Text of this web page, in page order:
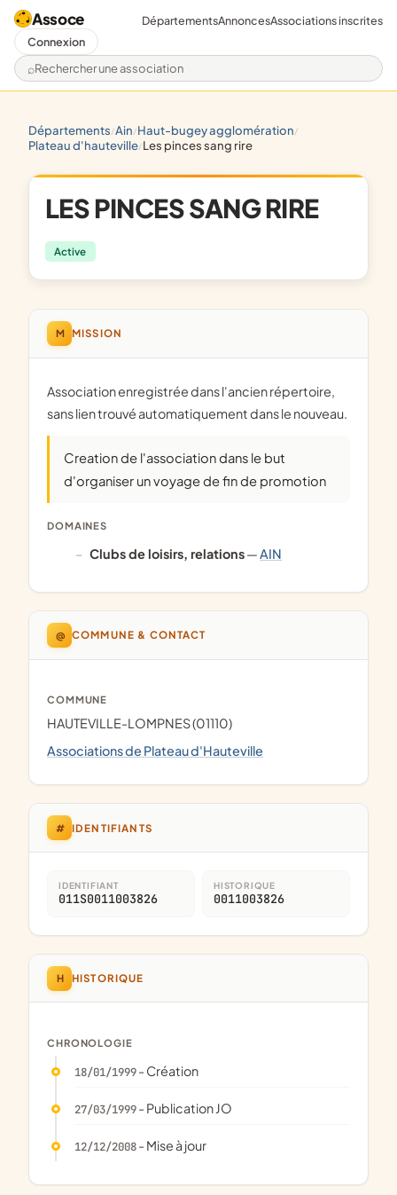
Assoce
Rechercher une association
DépartementsAnnoncesAssociations inscrites
Connexion
départements/ ain/ haut-bugey agglomération/
plateau d'hauteville/ les pinces sang rire
LES PINCES SANG RIRE
Active
M MISSION
Association enregistrée dans l'ancien répertoire,
sans lien trouvé automatiquement dans le nouveau.
Creation de l'association dans le but
d'organiser un voyage de fin de promotion
DOMAINES
clubs de loisirs, relations—AIN
@ COMMUNE & CONTACT
COMMUNE
HAUTEVILLE-LOMPNES (01110)
Associations de Plateau d'Hauteville
# IDENTIFIANTS
IDENTIFIANT
011S0011003826
HISTORIQUE
0011003826
H HISTORIQUE
CHRONOLOGIE
18/01/1999- Création
27/03/1999- Publication JO
12/12/2008- Mise à jour